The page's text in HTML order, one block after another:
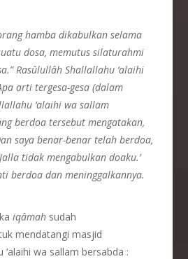
hamba dikabulkan selama
dosa, memutus silaturahmi
Rasûlullâh Shallallahu ‘alaihi
arti tergesa-gesa (dalam
‘alaihi wa sallam
berdoa tersebut mengatakan,
saya benar-benar telah berdoa,
tidak mengabulkan doaku.’
berdoa dan meninggalkannya.
iqâmah sudah
mendatangi masjid
‘alaihi wa sallam bersabda :